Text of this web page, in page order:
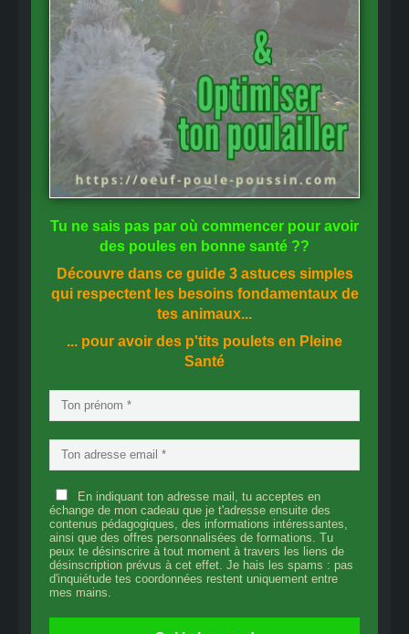
Tu ne sais pas par où commencer pour avoir
des poules en bonne santé ??
Découvre dans ce guide 3 astuces simples
qui respectent les besoins fondamentaux de
tes animaux...
... pour avoir des p'tits poulets en Pleine
Santé
En indiquant ton adresse mail, tu acceptes en
échange de mon cadeau que je t'adresse ensuite des
contenus pédagogiques, des informations intéressantes,
ainsi que des offres personnalisées de formations. Tu
peux te désinscrire à tout moment à travers les liens de
désinscription prévus à cet effet. Je hais les spams : pas
d'inquiétude tes coordonnées restent uniquement entre
mes mains.